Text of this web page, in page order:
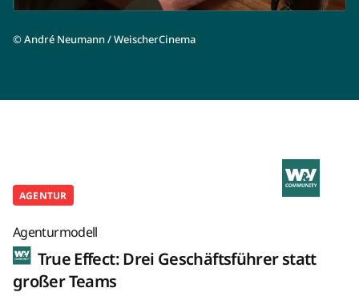
©André Neumann / WeischerCinema
AGENTUR
Agenturmodell
True Effect: Drei Geschäftsführer statt
großer Teams